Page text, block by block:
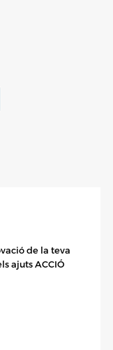
de la teva
ajuts ACCIÓ